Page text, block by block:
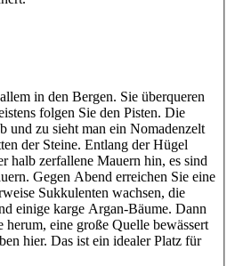
in den Bergen. Sie überqueren
folgen Sie den Pisten. Die
und zu sieht man ein Nomadenzelt
der Steine. Entlang der Hügel
halb zerfallene Mauern hin, es sind
Gegen Abend erreichen Sie eine
Sukkulenten wachsen, die
einige karge Argan-Bäume. Dann
eine große Quelle bewässert
hier. Das ist ein idealer Platz für